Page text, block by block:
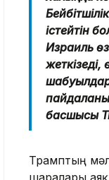
істейтін
Израиль
жеткізеді,
басшысы
Трамптың
шаралары